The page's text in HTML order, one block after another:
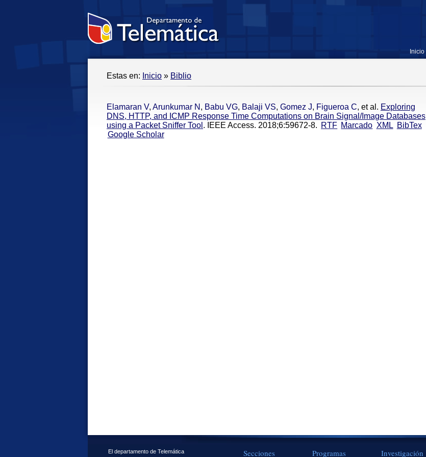
Inicio
Estas en: Inicio » Biblio
Elamaran V, Arunkumar N , Babu VG, Balaji VS, Gomez J, Figueroa C, et al. Exploring
DNS, HTTP, and ICMP Response Time Computations on Brain Signal/Image Databases
using a Packet Sniffer Tool . IEEE Access. 2018;6:59672-8. RTF Marcado XML BibTex
Google Scholar
El departamento de Telemática
Secciones Programas Investigación